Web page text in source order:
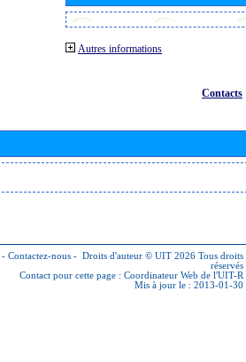
Autres informations
Contacts
- Contactez-nous - Droits d'auteur © UIT 2026 Tous droits
réservés
Contact pour cette page : Coordinateur Web de l'UIT-R
Mis à jour le : 2013-01-30